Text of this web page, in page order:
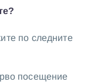
по следните
посещение